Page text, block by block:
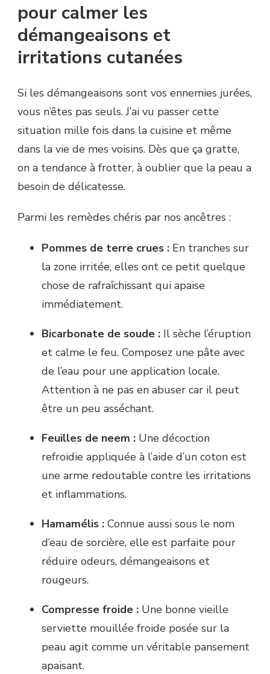
pour calmer les
démangeaisons et
irritations cutanées
Si les démangeaisons sont vos ennemies jurées,
vous n’êtes pas seuls. J’ai vu passer cette
situation mille fois dans la cuisine et même
dans la vie de mes voisins. Dès que ça gratte,
on a tendance à frotter, à oublier que la peau a
besoin de délicatesse.
Parmi les remèdes chéris par nos ancêtres :
Pommes de terre crues : En tranches sur
la zone irritée, elles ont ce petit quelque
chose de rafraîchissant qui apaise
immédiatement.
Bicarbonate de soude : Il sèche l’éruption
et calme le feu. Composez une pâte avec
de l’eau pour une application locale.
Attention à ne pas en abuser car il peut
être un peu asséchant.
Feuilles de neem : Une décoction
refroidie appliquée à l’aide d’un coton est
une arme redoutable contre les irritations
et inflammations.
Hamamélis : Connue aussi sous le nom
d’eau de sorcière, elle est parfaite pour
réduire odeurs, démangeaisons et
rougeurs.
Compresse froide : Une bonne vieille
serviette mouillée froide posée sur la
peau agit comme un véritable pansement
apaisant.